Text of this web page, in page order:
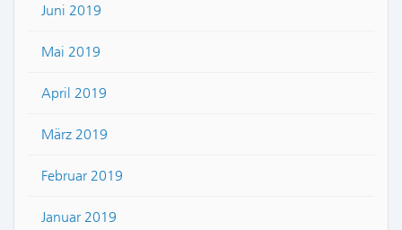
Juni 2019
Mai 2019
April 2019
März 2019
Februar 2019
Januar 2019